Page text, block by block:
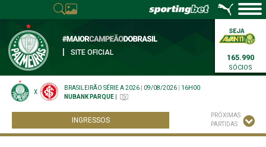
SITE OFICIAL
165.990
SÓCIOS
X
BRASILEIRÃO SÉRIE A 2026 09/08/2026
16H00
NUBANK PARQUE
INGRESSOS
PRÓXIMAS
PARTIDAS